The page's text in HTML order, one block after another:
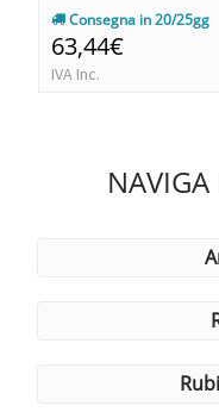
Consegna in 20/25gg
63,44€
IVA Inc.
NAVIGA